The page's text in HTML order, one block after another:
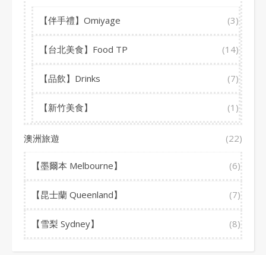
【伴手禮】Omiyage (3)
【台北美食】Food TP (14)
【品飲】Drinks (7)
【新竹美食】 (1)
澳洲旅遊 (22)
【墨爾本 Melbourne】 (6)
【昆士蘭 Queenland】 (7)
【雪梨 Sydney】 (8)